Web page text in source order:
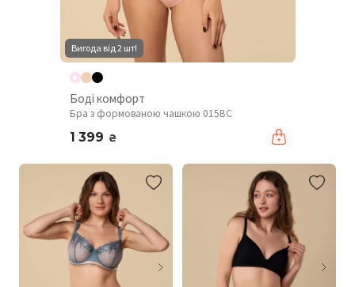
Вигода від 2 шт!
Боді комфорт
Бра з формованою чашкою 015BC
1 399 ₴